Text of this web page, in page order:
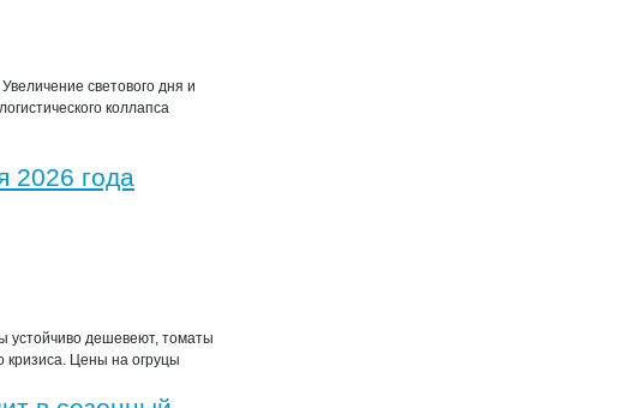
светового дня и
коллапса
2026 года
устойчиво дешевеют, томаты
кризиса. Цены на огруцы